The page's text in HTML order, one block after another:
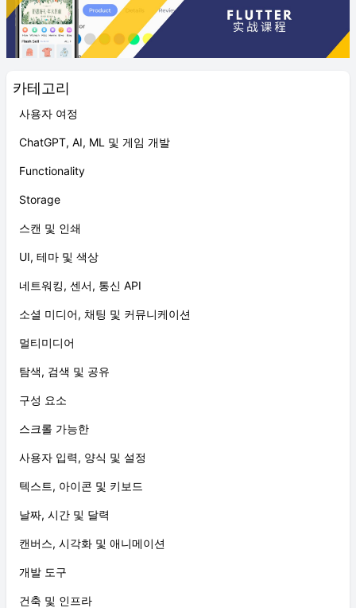
카테고리
사용자 여정
ChatGPT, AI, ML 및 게임 개발
Functionality
Storage
스캔 및 인쇄
UI, 테마 및 색상
네트워킹, 센서, 통신 API
소셜 미디어, 채팅 및 커뮤니케이션
멀티미디어
탐색, 검색 및 공유
구성 요소
스크롤 가능한
사용자 입력, 양식 및 설정
텍스트, 아이콘 및 키보드
날짜, 시간 및 달력
캔버스, 시각화 및 애니메이션
개발 도구
건축 및 인프라